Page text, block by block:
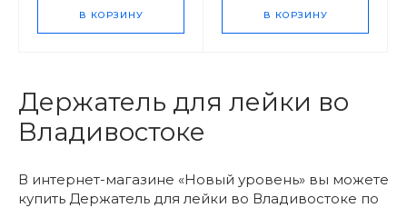
В КОРЗИНУ В КОРЗИНУ
Держатель для лейки во
Владивостоке
В интернет-магазине «Новый уровень» вы можете
купить Держатель для лейки во Владивостоке по